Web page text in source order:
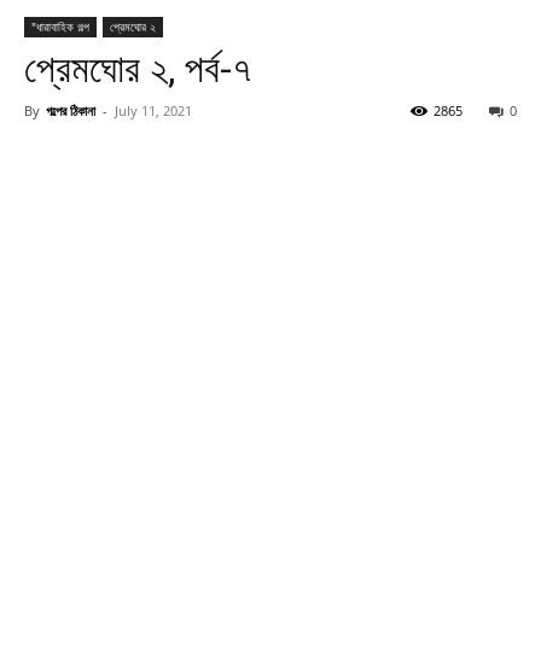
"ধারাবাহিক গল্প প্রেমঘোর ২
প্রেমঘোর ২, পর্ব-৭
By গল্পের ঠিকানা - July 11, 2021 0
2865